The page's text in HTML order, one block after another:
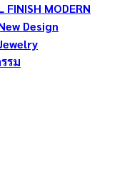
FINISH MODERN
Design
รม